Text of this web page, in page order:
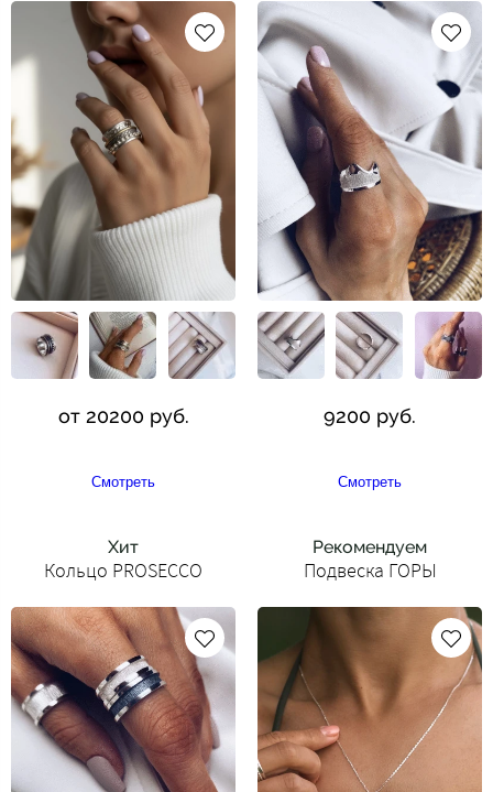
от 20200 руб.
Смотреть
9200 руб.
Смотреть
Хит
Кольцо PROSECCO
Рекомендуем
Подвеска ГОРЫ